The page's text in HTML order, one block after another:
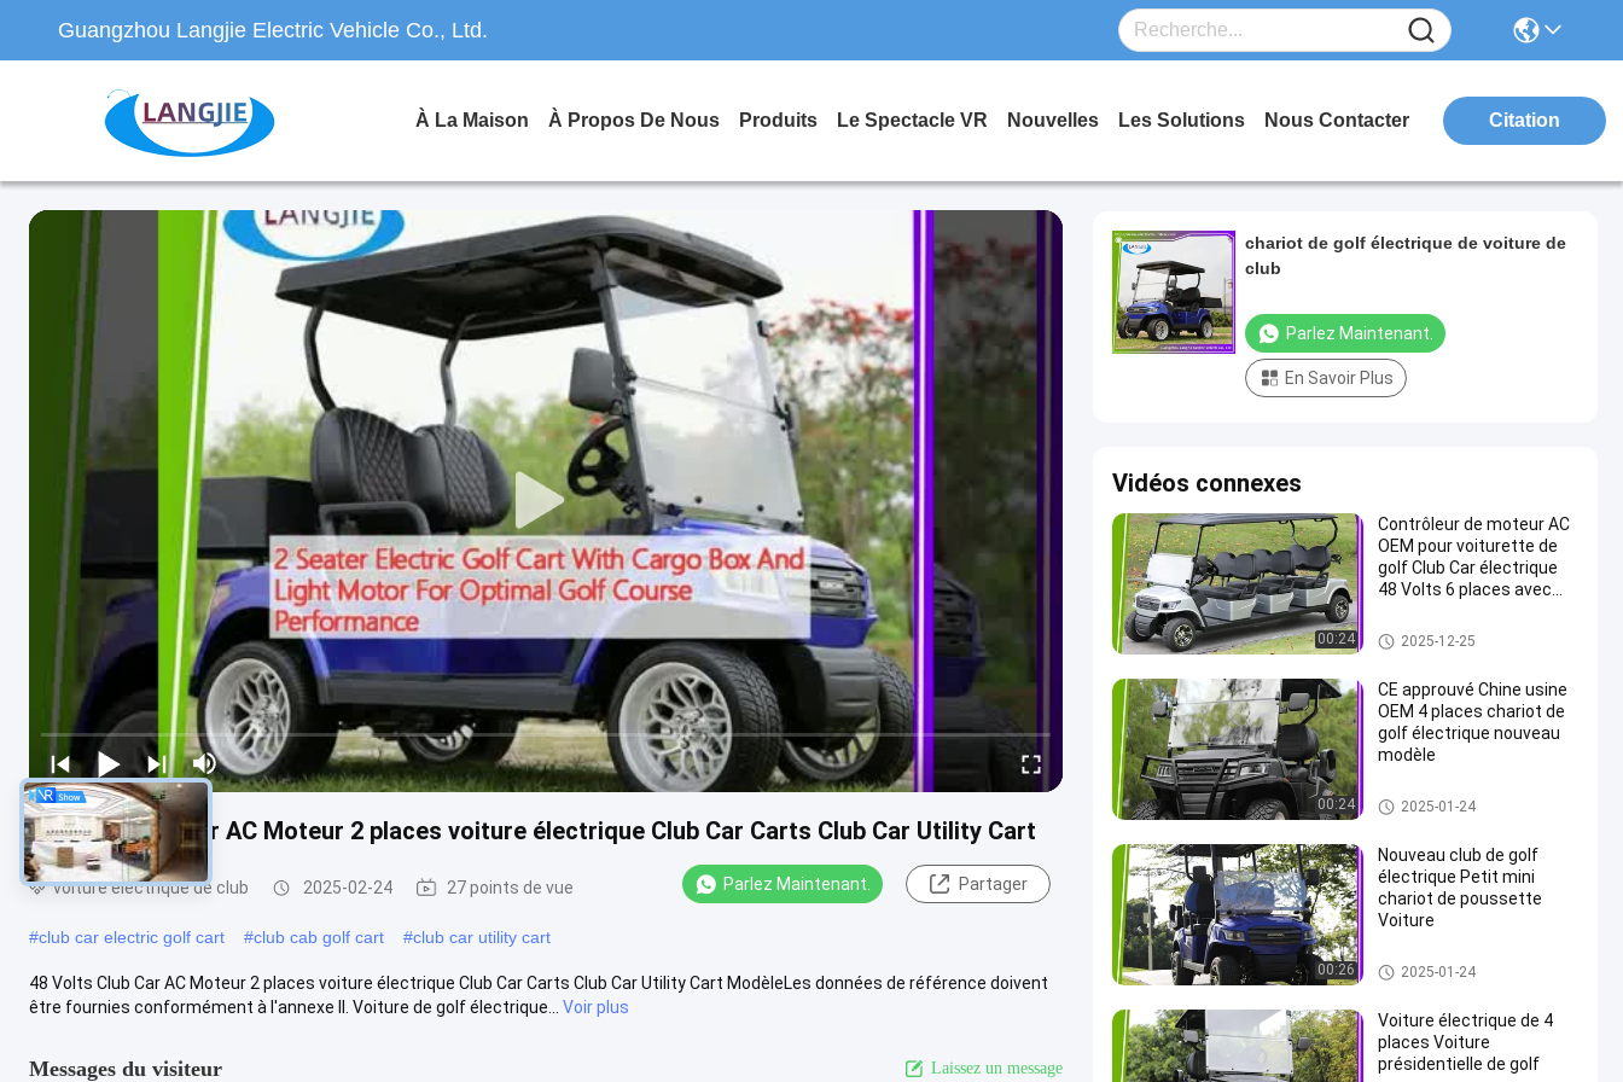
Guangzhou Langjie Electric Vehicle Co., Ltd.
À La Maison À Propos De Nous Produits Le Spectacle VR Nouvelles Les Solutions Nous Contacter Citation
48 Volts Club Car AC Moteur 2 places voiture électrique Club Car Carts Club Car Utility Cart
voiture électrique de club 2025-02-24 27 points de vue Parlez Maintenant. Partager
#club car electric golf cart #club cab golf cart #club car utility cart
48 Volts Club Car AC Moteur 2 places voiture électrique Club Car Carts Club Car Utility Cart ModèleLes données de référence doivent
être fournies conformément à l'annexe II. Voiture de golf électrique...
Voir plus
Messages du visiteur Laissez un message
chariot de golf électrique de voiture de
club
Parlez Maintenant.
En Savoir Plus
Vidéos connexes
00:24
Contrôleur de moteur AC
OEM pour voiturette de
golf Club Car électrique
48 Volts 6 places avec
recul
voiture électrique de club
2025-12-25
00:24
CE approuvé Chine usine
OEM 4 places chariot de
golf électrique nouveau
modèle
voiture électrique de club
2025-01-24
00:26
Nouveau club de golf
électrique Petit mini
chariot de poussette
Voiture
voiture électrique de club
2025-01-24
Voiture électrique de 4
places Voiture
présidentielle de golf